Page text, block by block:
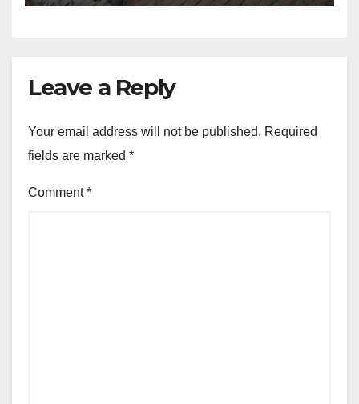
Leave a Reply
Your email address will not be published. Required
fields are marked *
Comment*